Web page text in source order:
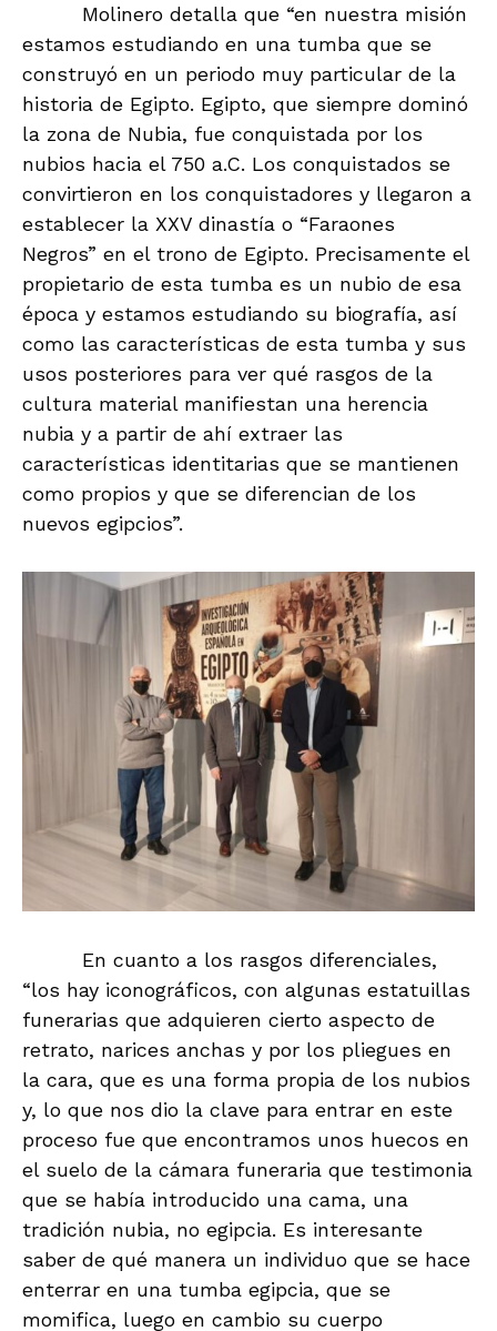
Molinero detalla que “en nuestra misión
estamos estudiando en una tumba que se
construyó en un periodo muy particular de la
historia de Egipto. Egipto, que siempre dominó
la zona de Nubia, fue conquistada por los
nubios hacia el 750 a.C. Los conquistados se
convirtieron en los conquistadores y llegaron a
establecer la XXV dinastía o “Faraones
Negros” en el trono de Egipto. Precisamente el
propietario de esta tumba es un nubio de esa
época y estamos estudiando su biografía, así
como las características de esta tumba y sus
usos posteriores para ver qué rasgos de la
cultura material manifiestan una herencia
nubia y a partir de ahí extraer las
características identitarias que se mantienen
como propios y que se diferencian de los
nuevos egipcios”.
En cuanto a los rasgos diferenciales,
“los hay iconográficos, con algunas estatuillas
funerarias que adquieren cierto aspecto de
retrato, narices anchas y por los pliegues en
la cara, que es una forma propia de los nubios
y, lo que nos dio la clave para entrar en este
proceso fue que encontramos unos huecos en
el suelo de la cámara funeraria que testimonia
que se había introducido una cama, una
tradición nubia, no egipcia. Es interesante
saber de qué manera un individuo que se hace
enterrar en una tumba egipcia, que se
momifica, luego en cambio su cuerpo